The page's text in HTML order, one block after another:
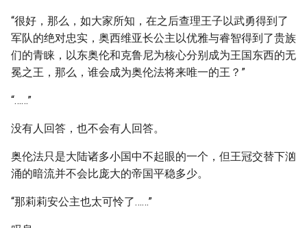
“很好，那么，如大家所知，在之后查理王子以武勇得到了
军队的绝对忠实，奥西维亚长公主以优雅与睿智得到了贵族
们的青睐，以东奥伦和克鲁尼为核心分别成为王国东西的无
冕之王，那么，谁会成为奥伦法将来唯一的王？”
“……”
没有人回答，也不会有人回答。
奥伦法只是大陆诸多小国中不起眼的一个，但王冠交替下汹
涌的暗流并不会比庞大的帝国平稳多少。
“那莉莉安公主也太可怜了……”